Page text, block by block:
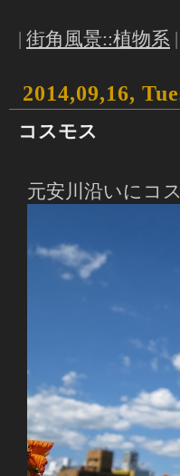
街角風景::植物系
2014,09,16,
コスモス
元安川沿いにコ